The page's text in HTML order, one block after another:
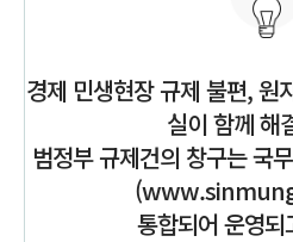
경제 민생현장 규제 불편, 원
실이 함께 해
범정부 규제건의 창구는 국
통합되어 운영